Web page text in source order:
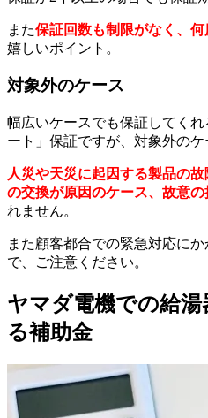
また保証回数も制限がなく、
嬉しいポイント。
対象外のケース
幅広いケースでも保証してく
ート」保証ですが、対象外のケ
人災や天災に起因する製品の
の交換が原因のケース、故意
れません。
また顧客都合での緊急対応に
で、ご注意ください。
ヤマダ電機での給湯
る補助金